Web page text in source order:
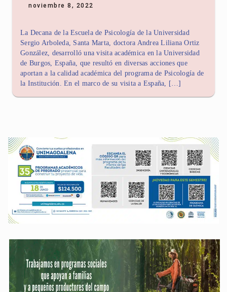
noviembre 8, 2022
La Decana de la Escuela de Psicología de la Universidad
Sergio Arboleda, Santa Marta, doctora Andrea Liliana Ortiz
González, desarrolló una visita académica en la Universidad
de Burgos, España, que resultó en diversas acciones que
aportan a la calidad académica del programa de Psicología de
la Institución. En el marco de su visita a España, […]